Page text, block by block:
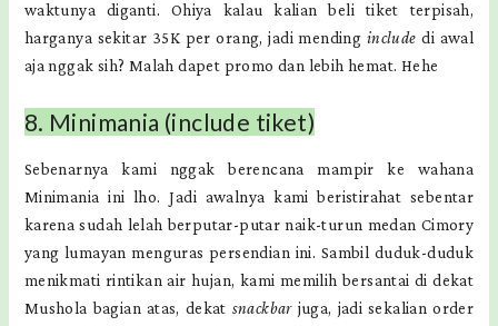
waktunya diganti. Ohiya kalau kalian beli tiket terpisah,
harganya sekitar 35K per orang, jadi mending include di awal
aja nggak sih? Malah dapet promo dan lebih hemat. Hehe
8. Minimania (include tiket)
Sebenarnya kami nggak berencana mampir ke wahana
Minimania ini lho. Jadi awalnya kami beristirahat sebentar
karena sudah lelah berputar-putar naik-turun medan Cimory
yang lumayan menguras persendian ini. Sambil duduk-duduk
menikmati rintikan air hujan, kami memilih bersantai di dekat
Mushola bagian atas, dekat snackbarjuga, jadi sekalian order